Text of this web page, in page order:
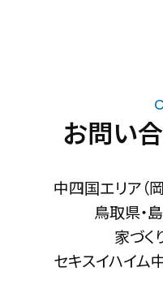
お問い
中四国エリア（
鳥取県・
家づく
セキスイハイム